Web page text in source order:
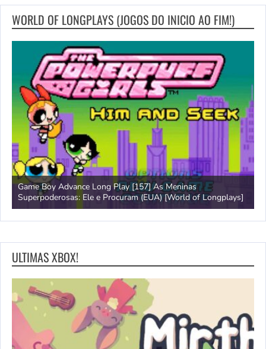
WORLD OF LONGPLAYS (JOGOS DO INICIO AO FIM!)
Game Boy Advance Long Play [157] As Meninas
Superpoderosas: Ele e Procuram (EUA) [World of Longplays]
ULTIMAS XBOX!